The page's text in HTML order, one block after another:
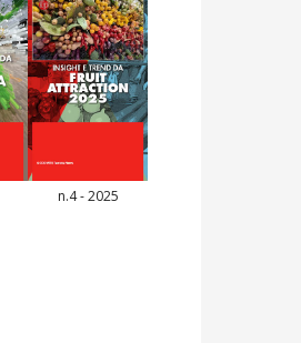
n.4 - 2025